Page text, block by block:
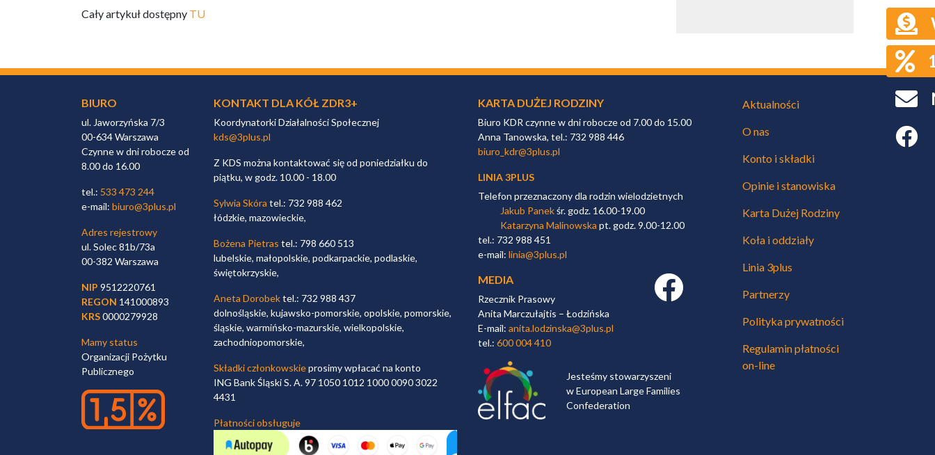
Cały artykuł dostępny TU
BIURO
ul. Jaworzyńska 7/3
00-634 Warszawa
Czynne w dni robocze od
8.00 do 16.00
tel.: 533 473 244
e-mail: biuro@3plus.pl
Adres rejestrowy
ul. Solec 81b/73a
00-382 Warszawa
NIP 9512220761
REGON 141000893
KRS0000279928
Mamy status
Organizacji Pożytku
Publicznego
KONTAKT DLA KÓŁ ZDR3+
Koordynatorki Działalności Społecznej
kds@3plus.pl
Z KDS można kontaktować się od poniedziałku do
piątku, w godz. 10.00 - 18.00
Sylwia Skóra tel.: 732 988 462
łódzkie, mazowieckie,
Bożena Pietras tel.: 798 660 513
lubelskie, małopolskie, podkarpackie, podlaskie,
świętokrzyskie,
Aneta Dorobektel.: 732 988 437
dolnośląskie, kujawsko-pomorskie, opolskie, pomorskie,
śląskie, warmińsko-mazurskie, wielkopolskie,
zachodniopomorskie,
Składki członkowskieprosimy wpłacać na konto
ING Bank Śląski S. A. 97 1050 1012 1000 0090 3022
4431
Płatności obsługuje
KARTA DUŻEJ RODZINY
Biuro KDR czynne w dni robocze od 7.00 do 15.00
Anna Tanowska, tel.: 732 988 446
biuro_kdr@3plus.pl
LINIA 3PLUS
Telefon przeznaczony dla rodzin wielodzietnych
Jakub Panekśr. godz. 16.00-19.00
Katarzyna Malinowska pt. godz. 9.00-12.00
tel.: 732 988 451
e-mail: linia@3plus.pl
MEDIA
Rzecznik Prasowy
Anita Marczułajtis – Łodzińska
E-mail: anita.lodzinska@3plus.pl
tel.: 600 004 410
Facebook link
Jesteśmy stowarzyszeni
w European Large Families
Confederation
Aktualności
O nas
Konto i składki
Opinie i stanowiska
Karta Dużej Rodziny
Koła i oddziały
Linia 3plus
Partnerzy
Polityka prywatności
Regulamin płatności
on-line